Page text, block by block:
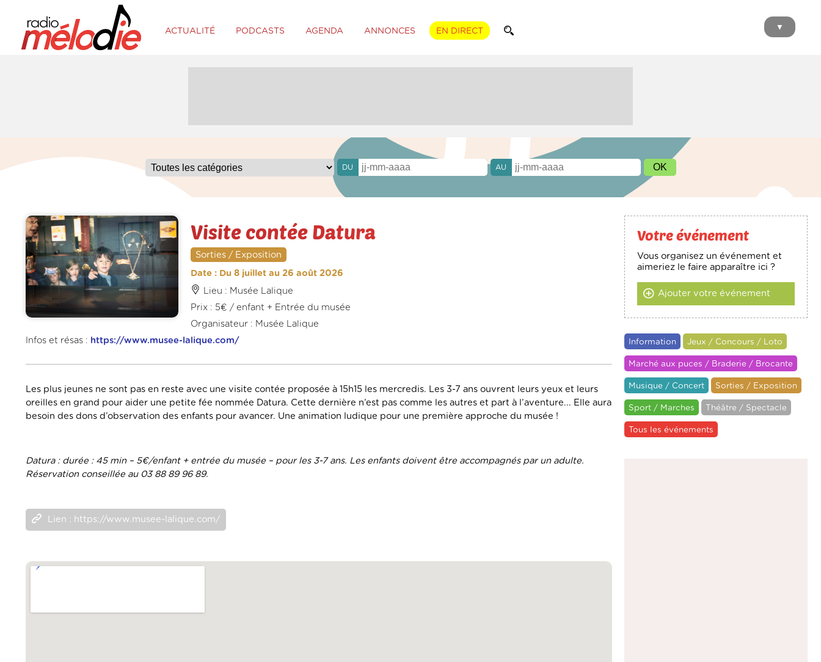
ACTUALITÉ PODCASTS AGENDA ANNONCES EN DIRECT ▼
DU AU
Visite contée Datura
Sorties / Exposition
Date : Du 8 juillet au 26 août 2026
Lieu : Musée Lalique
Prix : 5€ / enfant + Entrée du musée
Organisateur : Musée Lalique
Infos et résas : https://www.musee-lalique.com/
Les plus jeunes ne sont pas en reste avec une visite contée proposée à 15h15 les mercredis. Les 3-7 ans ouvrent leurs yeux et leurs
oreilles en grand pour aider une petite fée nommée Datura. Cette dernière n’est pas comme les autres et part à l’aventure... Elle aura
besoin des dons d’observation des enfants pour avancer. Une animation ludique pour une première approche du musée !
Datura : durée : 45 min – 5€/enfant + entrée du musée – pour les 3-7 ans. Les enfants doivent être accompagnés par un adulte.
Réservation conseillée au 03 88 89 96 89.
Lien : https://www.musee-lalique.com/
Votre événement
Vous organisez un événement et
aimeriez le faire apparaître ici ?
Ajouter votre événement
Information Jeux / Concours / Loto
Marché aux puces / Braderie / Brocante
Musique / Concert Sorties / Exposition
Sport / Marches Théâtre / Spectacle
Tous les événements